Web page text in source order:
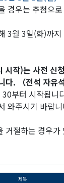
경우는 추첨으
3월 3일(화)까
시작)는 사전 신
다. （전석 자유
부터 시작됩니
와주시기 바랍
거절하는 경우가
제목